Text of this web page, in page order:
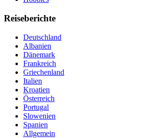
Reiseberichte
Deutschland
Albanien
Dänemark
Frankreich
Griechenland
Italien
Kroatien
Österreich
Portugal
Slowenien
Spanien
Allgemein